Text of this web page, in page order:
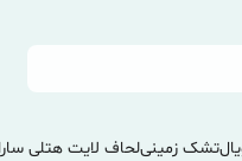
تشک زمینیلحاف لایت هتلی